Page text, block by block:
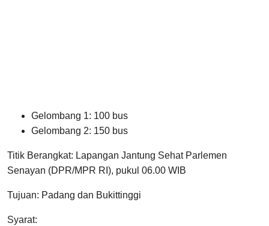
Gelombang 1: 100 bus
Gelombang 2: 150 bus
Titik Berangkat: Lapangan Jantung Sehat Parlemen
Senayan (DPR/MPR RI), pukul 06.00 WIB
Tujuan: Padang dan Bukittinggi
Syarat: